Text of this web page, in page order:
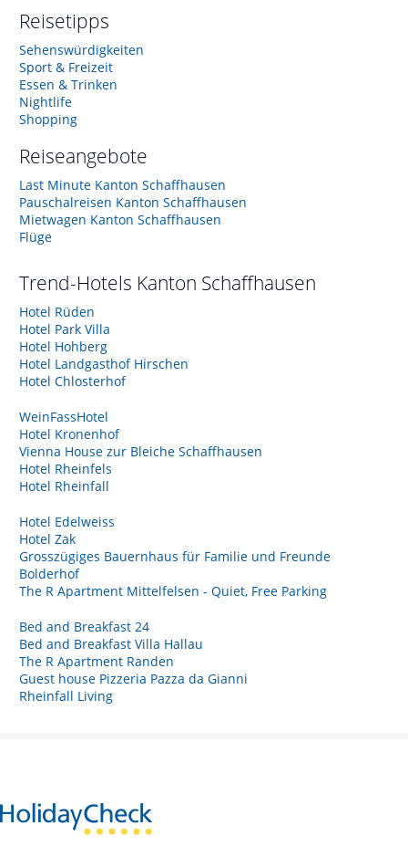
Reisetipps
Sehenswürdigkeiten
Sport & Freizeit
Essen & Trinken
Nightlife
Shopping
Reiseangebote
Last Minute Kanton Schaffhausen
Pauschalreisen Kanton Schaffhausen
Mietwagen Kanton Schaffhausen
Flüge
Trend-Hotels Kanton Schaffhausen
Hotel Rüden
Hotel Park Villa
Hotel Hohberg
Hotel Landgasthof Hirschen
Hotel Chlosterhof
WeinFassHotel
Hotel Kronenhof
Vienna House zur Bleiche Schaffhausen
Hotel Rheinfels
Hotel Rheinfall
Hotel Edelweiss
Hotel Zak
Grosszügiges Bauernhaus für Familie und Freunde
Bolderhof
The R Apartment Mittelfelsen - Quiet, Free Parking
Bed and Breakfast 24
Bed and Breakfast Villa Hallau
The R Apartment Randen
Guest house Pizzeria Pazza da Gianni
Rheinfall Living